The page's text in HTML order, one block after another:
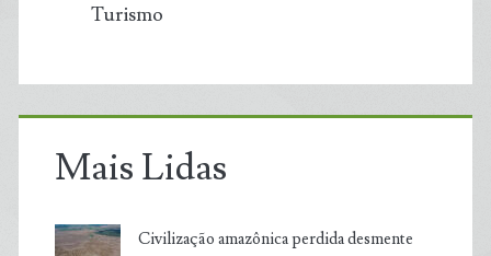
Turismo
Mais Lidas
Civilização amazônica perdida desmente